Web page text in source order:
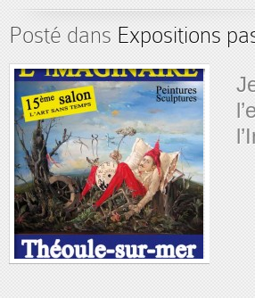
Posté dans Expositions